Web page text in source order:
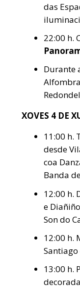
das
22:00 h.
Durante
XOVES 4 DE
11:00 h.
desde
coa
Banda
12:00 h.
e
Son do
12:00 h.
Santiago
13:00 h.